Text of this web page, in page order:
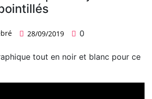
28/09/2019 0
tout en noir et blanc pour ce